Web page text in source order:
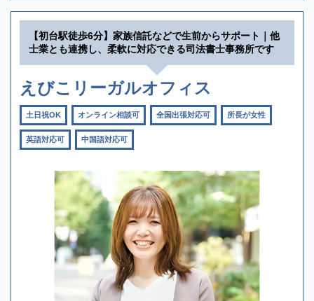
【初台駅徒歩6分】家族信託などで生前からサポート｜他
士業とも連携し、柔軟に対応できる司法書士事務所です
えびこリーガルオフィス
土日祝OK オンライン相談可 全国出張対応可 所長が女性
英語対応可 中国語対応可